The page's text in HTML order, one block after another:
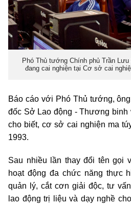
Phó Thủ tướng Chính phủ Trần
đang cai nghiện tại Cơ sở cai
Báo cáo với Phó Thủ tướng,
đốc Sở Lao động - Thương binh
cho biết, cơ sở cai nghiện ma
1993.
Sau nhiều lần thay đổi tên gọi
hoạt động đa chức năng thực
quản lý, cắt cơn giải độc, tư
lao động trị liệu và dạy nghề